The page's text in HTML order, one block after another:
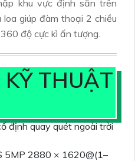
khu vực định sẵn trên
giúp đàm thoại 2 chiều
độ cực kì ấn tượng.
THUẬT
định quay quét ngoài trời
5MP 2880 × 1620@(1–